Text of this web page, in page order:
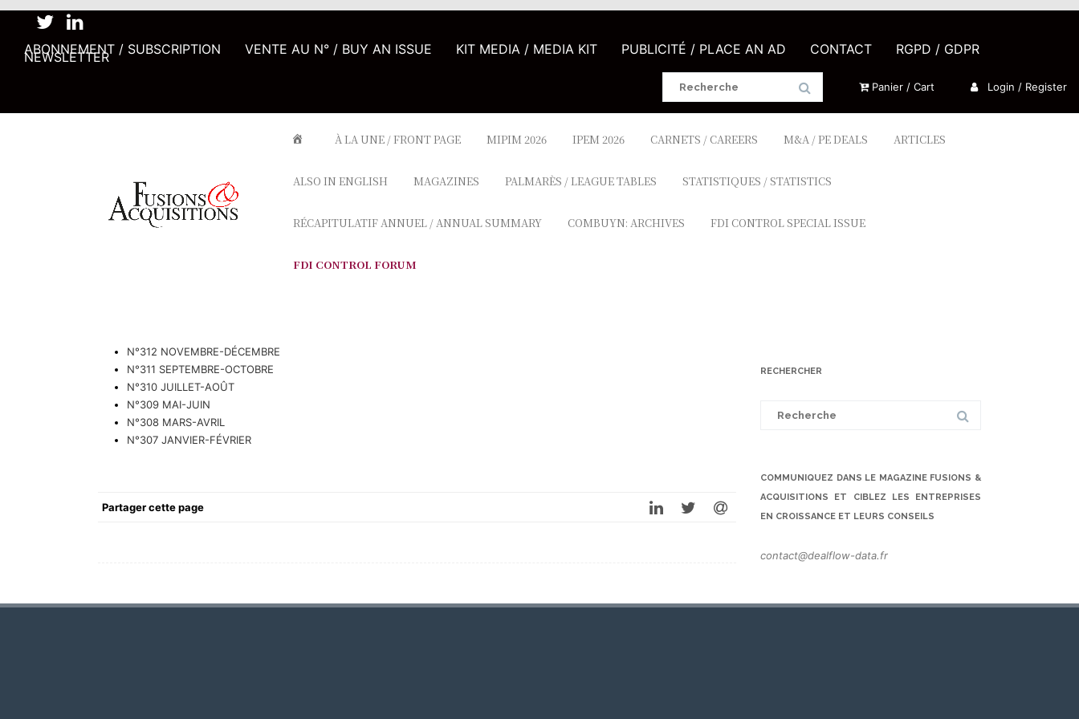
ABONNEMENT / SUBSCRIPTION VENTE AU N° / BUY AN ISSUE KIT MEDIA / MEDIA KIT PUBLICITÉ / PLACE AN AD CONTACT RGPD / GDPR
NEWSLETTER
Search
Panier / Cart Login / Register
À LA UNE / FRONT PAGE MIPIM 2026 IPEM 2026 CARNETS / CAREERS M&A / PE DEALS ARTICLES
ALSO IN ENGLISH MAGAZINES PALMARÈS / LEAGUE TABLES STATISTIQUES / STATISTICS
RÉCAPITULATIF ANNUEL / ANNUAL SUMMARY COMBUYN: ARCHIVES FDI CONTROL SPECIAL ISSUE
FDI CONTROL FORUM
N°312 NOVEMBRE-DÉCEMBRE
N°311 SEPTEMBRE-OCTOBRE
N°310 JUILLET-AOÛT
N°309 MAI-JUIN
N°308 MARS-AVRIL
N°307 JANVIER-FÉVRIER
Partager cette page
RECHERCHER
COMMUNIQUEZ DANS LE MAGAZINE FUSIONS &
ACQUISITIONS ET CIBLEZ LES ENTREPRISES
EN CROISSANCE ET LEURS CONSEILS
contact@dealflow-data.fr